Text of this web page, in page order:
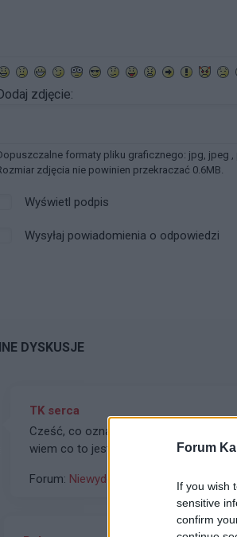
Forum
If you wish
sensitive
confirm
zdjęcie:
formaty pliku graficznego: jpg, jpeg ,
zdjęcia nie powinien przekraczać 0.6MB.
Wyświetl podpis
Wysyłaj powiadomienia o odpowiedzi
DYSKUSJE
TK serca
Cześć, co oznacza skrót "Mass(g/
wiem co to jest. Dr. Google nie
Forum: Niewydolność serca